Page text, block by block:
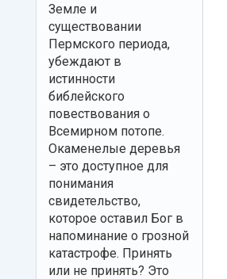
Земле и
существовании
Пермского периода,
убеждают в
истинности
библейского
повествования о
Всемирном потопе.
Окаменелые деревья
– это доступное для
понимания
свидетельство,
которое оставил Бог в
напоминание о грозной
катастрофе. Принять
или не принять? Это